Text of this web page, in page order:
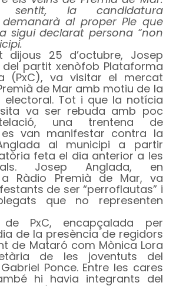
sentit, la candidatura
al proper Ple que
sigui declarat persona “non
dijous 25 d’octubre, Josep
del partit xenòfob Plataforma
(PxC), va visitar el mercat
de Mar amb motiu de la
electoral. Tot i que la notícia
va ser rebuda amb poc
una trentena de
es van manifestar contra la
al municipi a partir
feta el dia anterior a les
Josep Anglada, en
Ràdio Premià de Mar, va
de ser “perroflautas” i
que no representen
PxC, encapçalada per
de la presència de regidors
de Mataró com Mònica Lora
de les joventuts del
Ponce. Entre les cares
hi havia integrants del